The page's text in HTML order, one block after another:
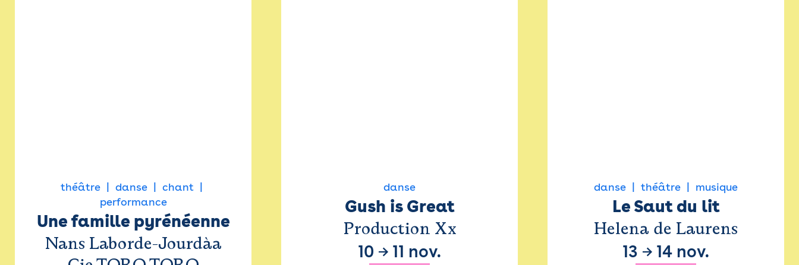
théâtre danse
chant
performance
Une famille pyrénéenne
Nans Laborde-Jourdàa
danse
Gush is Great
Production Xx
10 → 11 nov.
danse théâtre musique
Le Saut du lit
Helena de Laurens
13 → 14 nov.